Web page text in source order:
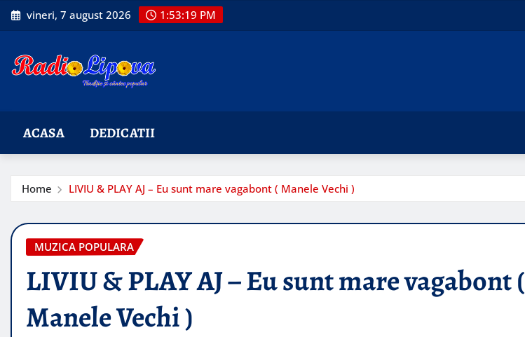
Skip
to
vineri, 7 august 2026 1:53:20 PM
ACASA DEDICATII
Home LIVIU & PLAY AJ – Eu sunt mare vagabont ( Manele Vechi )
MUZICA POPULARA
LIVIU & PLAY AJ – Eu sunt mare vagabont (
Manele Vechi )